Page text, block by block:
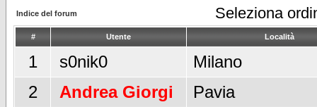
Indice del forum Seleziona
# Utente Località
1 s0nik0
Milano
2
Andrea Giorgi
Pavia